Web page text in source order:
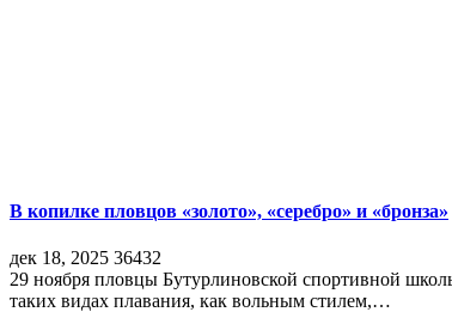
В копилке пловцов «золото», «серебро» и «бронза»
дек 18, 2025 36432
29 ноября пловцы Бутурлиновской спортивной
таких видах плавания, как вольным стилем,…